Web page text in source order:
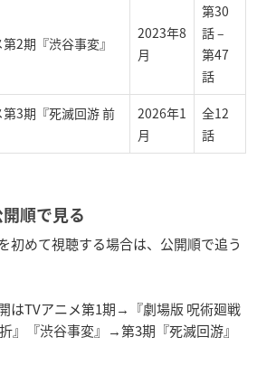
2期『渋谷事変』
2023年8
月
第30
話 –
第47
話
第3期『死滅回游 前
2026年1
月
全12
話
開順で見る
初めて視聴する場合は、公開順で追う
はTVアニメ第1期→『劇場版 呪術廻戦
』『渋谷事変』→第3期『死滅回游』